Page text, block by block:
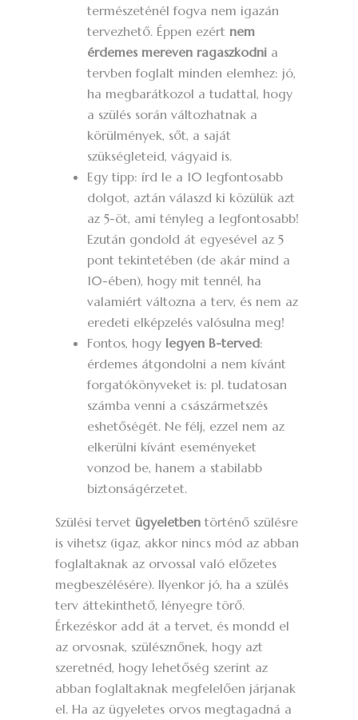
természeténél fogva nem igazán
tervezhető. Éppen ezért nem
érdemes mereven ragaszkodni a
tervben foglalt minden elemhez: jó,
ha megbarátkozol a tudattal, hogy
a szülés során változhatnak a
körülmények, sőt, a saját
szükségleteid, vágyaid is.
Egy tipp: írd le a 10 legfontosabb
dolgot, aztán válaszd ki közülük azt
az 5-öt, ami tényleg a legfontosabb!
Ezután gondold át egyesével az 5
pont tekintetében (de akár mind a
10-ében), hogy mit tennél, ha
valamiért változna a terv, és nem az
eredeti elképzelés valósulna meg!
Fontos, hogy legyen B-terved:
érdemes átgondolni a nem kívánt
forgatókönyveket is: pl. tudatosan
számba venni a császármetszés
eshetőségét. Ne félj, ezzel nem az
elkerülni kívánt eseményeket
vonzod be, hanem a stabilabb
biztonságérzetet.
Szülési tervet ügyeletben történő szülésre
is vihetsz (igaz, akkor nincs mód az abban
foglaltaknak az orvossal való előzetes
megbeszélésére). Ilyenkor jó, ha a szülés
terv áttekinthető, lényegre törő.
Érkezéskor add át a tervet, és mondd el
az orvosnak, szülésznőnek, hogy azt
szeretnéd, hogy lehetőség szerint az
abban foglaltaknak megfelelően járjanak
el. Ha az ügyeletes orvos megtagadná a